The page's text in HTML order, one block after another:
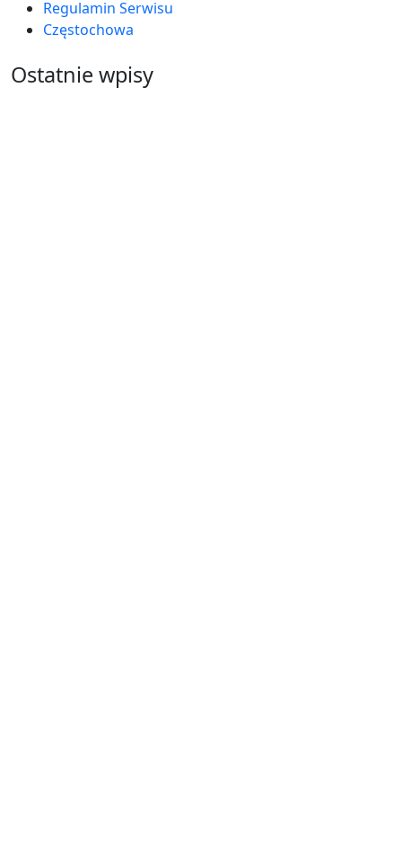
Regulamin Serwisu
Częstochowa
Ostatnie wpisy